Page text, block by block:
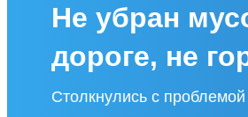
Не убран
дороге, не
Столкнулись с